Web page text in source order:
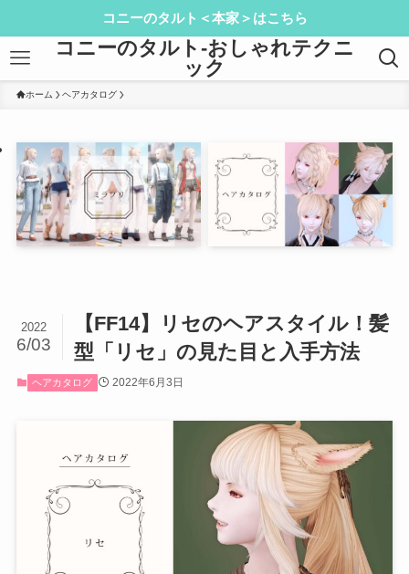
コニーのタルト＜本家＞はこちら
コニーのタルト-おしゃれテクニ
ック
ホーム ヘアカタログ
【FF14】リセのヘアスタイル！髪
型「リセ」の見た目と入手方法
2022
6/03
ヘアカタログ 2022年6月3日